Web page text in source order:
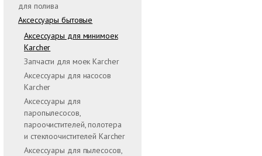
для полива
Аксессуары бытовые
Аксессуары для минимоек
Karcher
Запчасти для моек Karcher
Аксессуары для насосов
Karcher
Аксессуары для
паропылесосов,
пароочистителей, полотера
и стеклоочистителей Karcher
Аксессуары для пылесосов,